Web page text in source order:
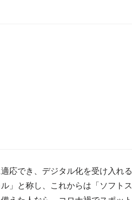
応でき、デジタル化を受け入れる
」と称し、これからは「ソフトス